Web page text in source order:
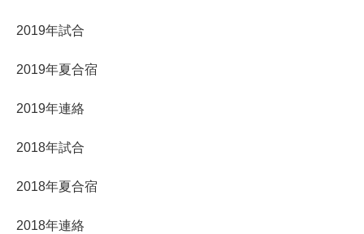
2019年試合
2019年夏合宿
2019年連絡
2018年試合
2018年夏合宿
2018年連絡